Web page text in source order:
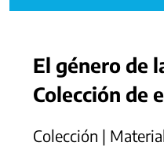
El género de
Colección de
Colección |